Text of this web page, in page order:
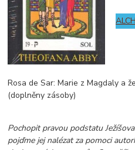
Rosa de Sar: Marie z Magdaly a
(doplněny zásoby)
Pochopit pravou podstatu
pojďme jej nalézat za pomoci